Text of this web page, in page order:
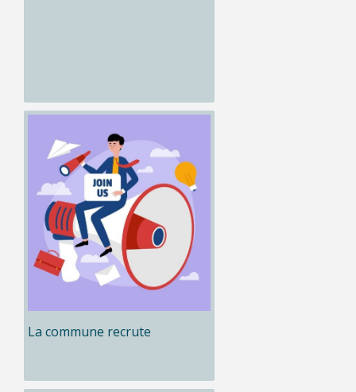
La commune recrute